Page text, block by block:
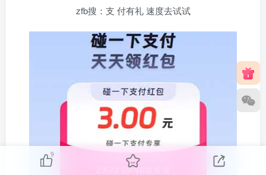
zfb搜：支 付有礼 速度去试试
9